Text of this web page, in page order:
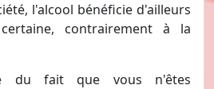
l'alcool bénéficie d'ailleurs
contrairement à la
du fait que vous n'êtes